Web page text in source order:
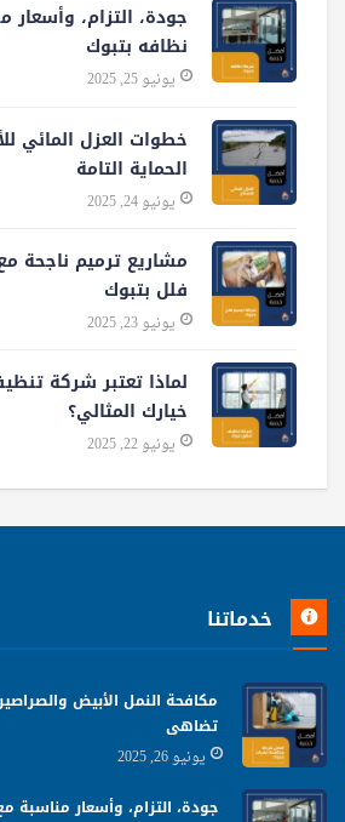
جودة، التزام،
نظافه بتبوك
يونيو 25, 2025
خطوات العزل المائي
الحماية التامة
يونيو 24, 2025
مشاريع ترميم ناجحة
فلل بتبوك
يونيو 23, 2025
لماذا تعتبر شركة
خيارك المثالي؟
يونيو 22, 2025
خدماتنا
مكافحة النمل الأبيض
تضاهى
يونيو 26, 2025
جودة، التزام، وأسعار